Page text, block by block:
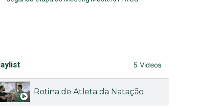
5 Videos
Rotina de Atleta da Natação